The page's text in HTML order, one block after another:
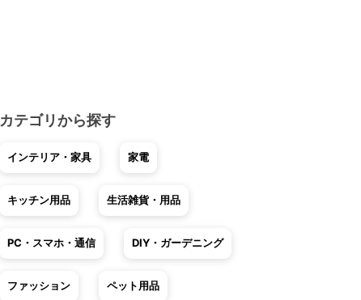
カテゴリから探す
インテリア・家具 家電
キッチン用品 生活雑貨・用品
PC・スマホ・通信 DIY・ガーデニング
ファッション ペット用品